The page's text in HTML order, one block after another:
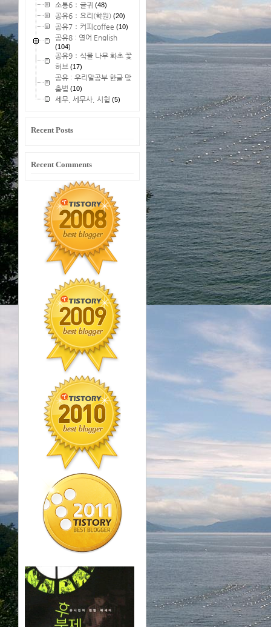
소통6：글귀 (48)
공유6：요리(학원) (20)
공유7：커피coffee (10)
공유8 : 영어 English
(104)
공유9：식물 나무 화초 꽃
허브 (17)
공유 : 우리말공부 한글 맞
춤법 (10)
세무, 세무사, 시험 (5)
Recent Posts
Recent Comments